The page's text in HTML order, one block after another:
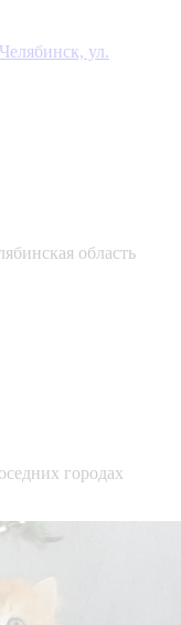
Челябинск, ул.
область
городах